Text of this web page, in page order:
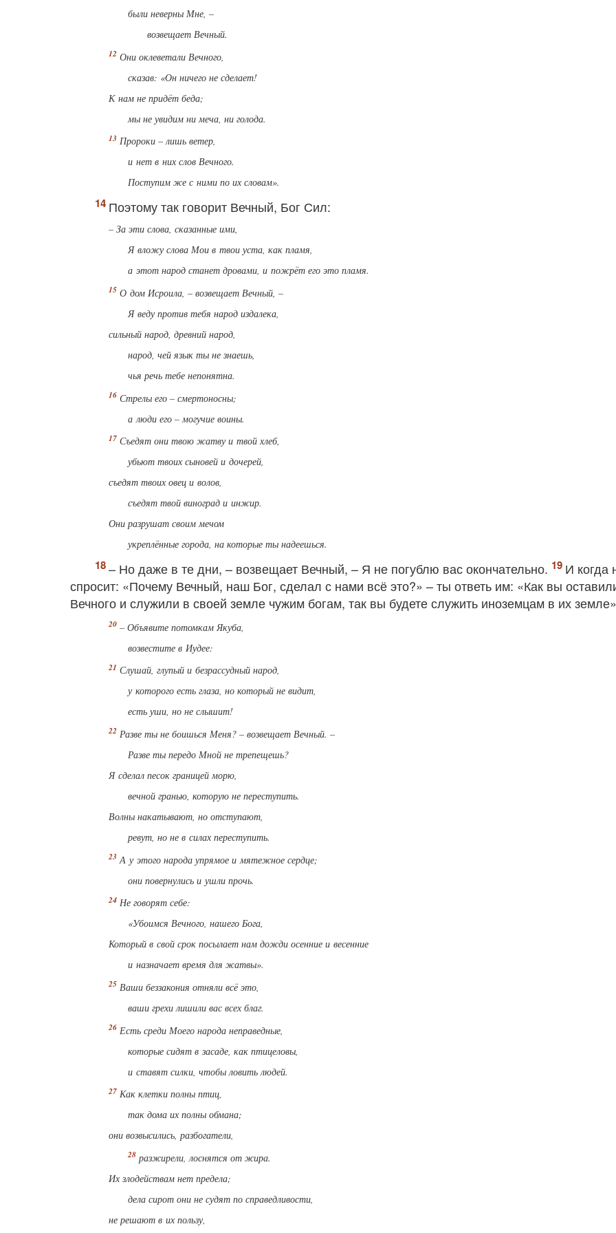
были неверны Мне, –
возвещает Вечный.
Они оклеветали Вечного,
сказав: «Он ничего не сделает!
К нам не придёт беда;
мы не увидим ни меча, ни голода.
Пророки – лишь ветер,
и нет в них слов Вечного.
Поступим же с ними по их словам».
Поэтому так говорит Вечный, Бог Сил:
– За эти слова, сказанные ими,
Я вложу слова Мои в твои уста, как пламя,
а этот народ станет дровами, и пожрёт его это пламя.
О дом Исроила, – возвещает Вечный, –
Я веду против тебя народ издалека,
сильный народ, древний народ,
народ, чей язык ты не знаешь,
чья речь тебе непонятна.
Стрелы его – смертоносны;
а люди его – могучие воины.
Съедят они твою жатву и твой хлеб,
убьют твоих сыновей и дочерей,
съедят твоих овец и волов,
съедят твой виноград и инжир.
Они разрушат своим мечом
укреплённые города, на которые ты надеешься.
– Но даже в те дни, – возвещает Вечный, – Я не погублю вас окончательно.
И когда
спросит: «Почему Вечный, наш Бог, сделал с нами всё это?» – ты ответь им: «Как вы
Вечного и служили в своей земле чужим богам, так вы будете служить иноземцам в их
– Объявите потомкам Якуба,
возвестите в Иудее:
Слушай, глупый и безрассудный народ,
у которого есть глаза, но который не видит,
есть уши, но не слышит!
Разве ты не боишься Меня? – возвещает Вечный. –
Разве ты передо Мной не трепещешь?
Я сделал песок границей морю,
вечной гранью, которую не переступить.
Волны накатывают, но отступают,
ревут, но не в силах переступить.
А у этого народа упрямое и мятежное сердце;
они повернулись и ушли прочь.
Не говорят себе:
«Убоимся Вечного, нашего Бога,
Который в свой срок посылает нам дожди осенние и весенние
и назначает время для жатвы».
Ваши беззакония отняли всё это,
ваши грехи лишили вас всех благ.
Есть среди Моего народа неправедные,
которые сидят в засаде, как птицеловы,
и ставят силки, чтобы ловить людей.
Как клетки полны птиц,
так дома их полны обмана;
они возвысились, разбогатели,
разжирели, лоснятся от жира.
Их злодействам нет предела;
дела сирот они не судят по справедливости,
не решают в их пользу,